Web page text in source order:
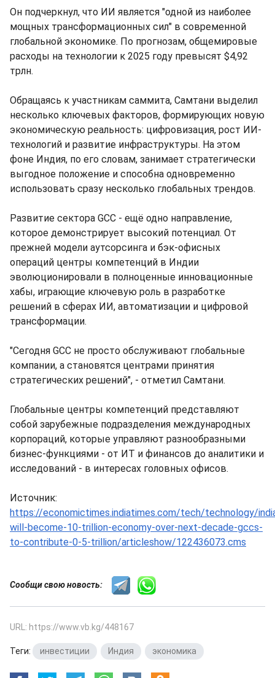
Он подчеркнул, что ИИ является "одной из наиболее
мощных трансформационных сил" в современной
глобальной экономике. По прогнозам, общемировые
расходы на технологии к 2025 году превысят $4,92
трлн.
Обращаясь к участникам саммита, Самтани выделил
несколько ключевых факторов, формирующих новую
экономическую реальность: цифровизация, рост ИИ-
технологий и развитие инфраструктуры. На этом
фоне Индия, по его словам, занимает стратегически
выгодное положение и способна одновременно
использовать сразу несколько глобальных трендов.
Развитие сектора GCC - ещё одно направление,
которое демонстрирует высокий потенциал. От
прежней модели аутсорсинга и бэк-офисных
операций центры компетенций в Индии
эволюционировали в полноценные инновационные
хабы, играющие ключевую роль в разработке
решений в сферах ИИ, автоматизации и цифровой
трансформации.
"Сегодня GCC не просто обслуживают глобальные
компании, а становятся центрами принятия
стратегических решений", - отметил Самтани.
Глобальные центры компетенций представляют
собой зарубежные подразделения международных
корпораций, которые управляют разнообразными
бизнес-функциями - от ИТ и финансов до аналитики и
исследований - в интересах головных офисов.
Источник:
https://economictimes.indiatimes.com/tech/technology/
will-become-10-trillion-economy-over-next-decade-gccs-
to-contribute-0-5-trillion/articleshow/122436073.cms
Сообщи свою новость:
URL: https://www.vb.kg/448167
Теги: инвестиции Индия экономика